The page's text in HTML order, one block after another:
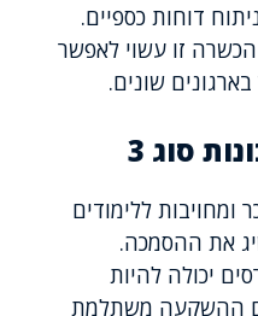
דוחות כספיים.
הכשרה זו עשוי לאפשר
שונים.
סוג 3
ומחויבות ללימודים
את ההסמכה.
יכולה להיות
ההשקעה משתלמת